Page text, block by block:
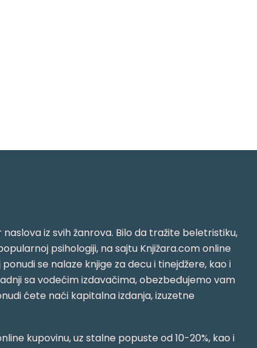
iz svih žanrova. Bilo da tražite beletristiku,
psihologiji, na sajtu Knjižara.com online
se nalaze knjige za decu i tinejdžere, kao i
sa vodećim izdavačima, obezbeđujemo vam
ćete naći kapitalna izdanja, izuzetne
kupovinu, uz stalne popuste od 10-20%, kao i